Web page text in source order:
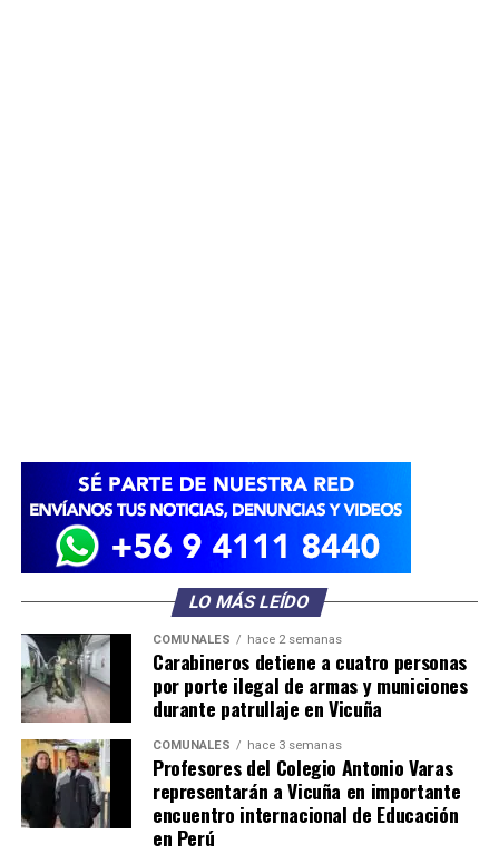
LO MÁS LEÍDO
COMUNALES hace 2 semanas
Carabineros detiene a cuatro personas
por porte ilegal de armas y municiones
durante patrullaje en Vicuña
COMUNALES hace 3 semanas
Profesores del Colegio Antonio Varas
representarán a Vicuña en importante
encuentro internacional de Educación
en Perú